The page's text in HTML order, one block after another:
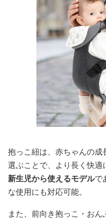
抱っこ紐は、赤ちゃんの
選ぶことで、より長く快適
新生児から使えるモデルで
な使用にも対応可能。
また、前向き抱っこ・お